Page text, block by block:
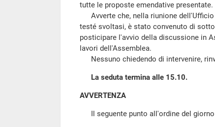
tutte le proposte emendative presentate.
Avverte che, nella riunione dell'Ufficio
testé svoltasi, è stato convenuto di
posticipare l'avvio della discussione in
lavori dell'Assemblea.
Nessuno chiedendo di intervenire,
La seduta termina alle 15.10.
AVVERTENZA
Il seguente punto all'ordine del